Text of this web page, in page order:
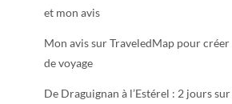
et mon avis
Mon avis sur TraveledMap pour
de voyage
De Draguignan à l’Estérel : 2 jours